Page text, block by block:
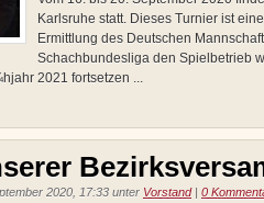
Karlsruhe statt. Dieses Turnier ist
Ermittlung des Deutschen
Schachbundesliga den Spielbetrieb
2021 fortsetzen ...
2020, 17:33 unter Vorstand| 0